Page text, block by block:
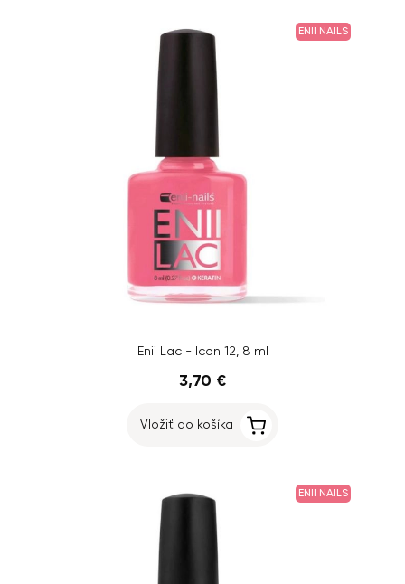
ENII NAILS
Enii Lac - Icon 12, 8 ml
3,70 €
Vložiť do košíka
ENII NAILS